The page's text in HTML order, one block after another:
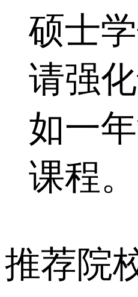
硕士
请强
如一
课程。
推荐院